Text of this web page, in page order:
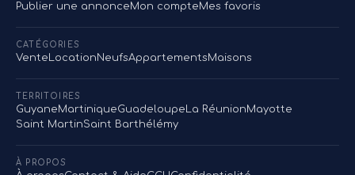
Publier une annonceMon compteMes favoris
CATÉGORIES
Vente LocationNeufsAppartementsMaisons
TERRITOIRES
GuyaneMartiniqueGuadeloupe La RéunionMayotte
Saint MartinSaint Barthélémy
À PROPOS